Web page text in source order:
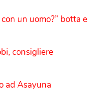
un uomo?” botta e
consigliere
ad Asayuna